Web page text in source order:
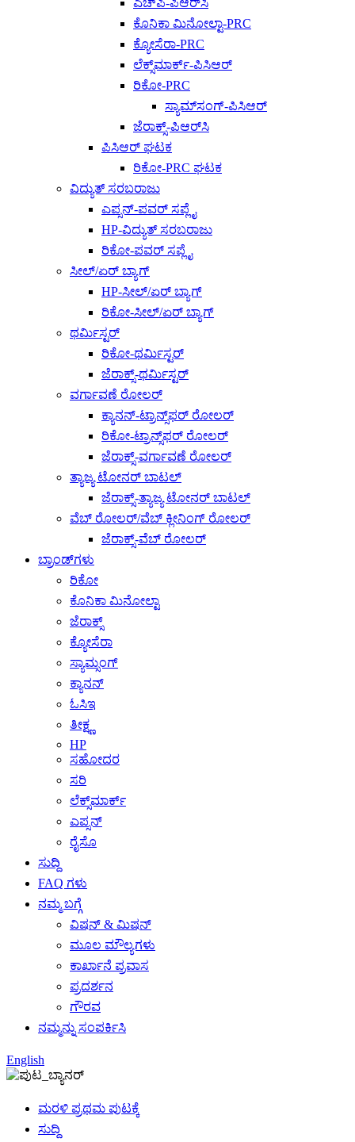
ಎಚ್‌ಪಿ-ಪಿಆರ್‌ಸಿ
ಕೊನಿಕಾ ಮಿನೋಲ್ಟಾ-PRC
ಕ್ಯೋಸೆರಾ-PRC
ಲೆಕ್ಸ್‌ಮಾರ್ಕ್-ಪಿಸಿಆರ್
ರಿಕೋ-PRC
ಸ್ಯಾಮ್‌ಸಂಗ್-ಪಿಸಿಆರ್
ಜೆರಾಕ್ಸ್-ಪಿಆರ್‌ಸಿ
ಪಿಸಿಆರ್ ಘಟಕ
ರಿಕೋ-PRC ಘಟಕ
ವಿದ್ಯುತ್ ಸರಬರಾಜು
ಎಪ್ಸನ್-ಪವರ್ ಸಪ್ಲೈ
HP-ವಿದ್ಯುತ್ ಸರಬರಾಜು
ರಿಕೋ-ಪವರ್ ಸಪ್ಲೈ
ಸೀಲ್/ಏರ್ ಬ್ಯಾಗ್
HP-ಸೀಲ್/ಏರ್ ಬ್ಯಾಗ್
ರಿಕೋ-ಸೀಲ್/ಏರ್ ಬ್ಯಾಗ್
ಥರ್ಮಿಸ್ಟರ್
ರಿಕೋ-ಥರ್ಮಿಸ್ಟರ್
ಜೆರಾಕ್ಸ್-ಥರ್ಮಿಸ್ಟರ್
ವರ್ಗಾವಣೆ ರೋಲರ್
ಕ್ಯಾನನ್-ಟ್ರಾನ್ಸ್‌ಫರ್ ರೋಲರ್
ರಿಕೋ-ಟ್ರಾನ್ಸ್‌ಫರ್ ರೋಲರ್
ಜೆರಾಕ್ಸ್-ವರ್ಗಾವಣೆ ರೋಲರ್
ತ್ಯಾಜ್ಯ ಟೋನರ್ ಬಾಟಲ್
ಜೆರಾಕ್ಸ್-ತ್ಯಾಜ್ಯ ಟೋನರ್ ಬಾಟಲ್
ವೆಬ್ ರೋಲರ್/ವೆಬ್ ಕ್ಲೀನಿಂಗ್ ರೋಲರ್
ಜೆರಾಕ್ಸ್-ವೆಬ್ ರೋಲರ್
ಬ್ರಾಂಡ್‌ಗಳು
ರಿಕೋ
ಕೊನಿಕಾ ಮಿನೋಲ್ಟಾ
ಜೆರಾಕ್ಸ್
ಕ್ಯೋಸೆರಾ
ಸ್ಯಾಮ್ಸಂಗ್
ಕ್ಯಾನನ್
ಓಸಿಇ
ತೀಕ್ಷ್ಣ
HP
ಸಹೋದರ
ಸರಿ
ಲೆಕ್ಸ್‌ಮಾರ್ಕ್
ಎಪ್ಸನ್
ರೈಸೊ
ಸುದ್ದಿ
FAQ ಗಳು
ನಮ್ಮ ಬಗ್ಗೆ
ವಿಷನ್ & ಮಿಷನ್
ಮೂಲ ಮೌಲ್ಯಗಳು
ಕಾರ್ಖಾನೆ ಪ್ರವಾಸ
ಪ್ರದರ್ಶನ
ಗೌರವ
ನಮ್ಮನ್ನು ಸಂಪರ್ಕಿಸಿ
English
ಮರಳಿ ಪ್ರಥಮ ಪುಟಕ್ಕೆ
ಸುದ್ದಿ